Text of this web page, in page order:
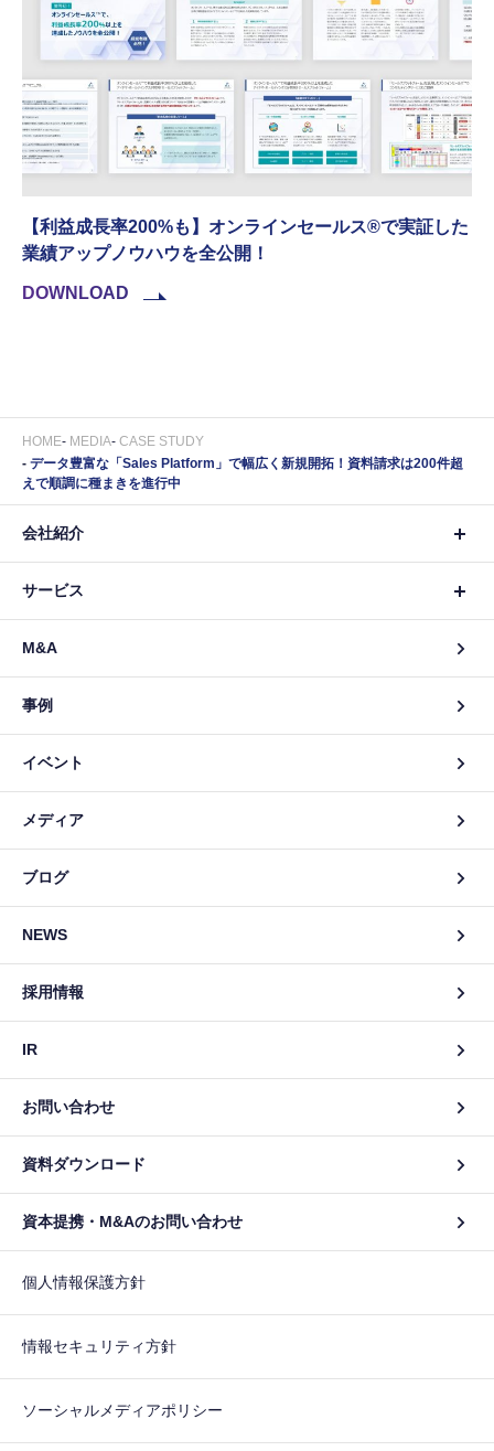
【利益成長率200%も】オンラインセールス®︎で実証した
業績アップノウハウを全公開！
DOWNLOAD
HOME MEDIA CASE STUDY
データ豊富な「Sales Platform」で幅広く新規開拓！資料請求は200件超
えで順調に種まきを進行中
会社紹介
サービス
M&A
事例
イベント
メディア
ブログ
NEWS
採用情報
IR
お問い合わせ
資料ダウンロード
資本提携・M&Aのお問い合わせ
個人情報保護方針
情報セキュリティ方針
ソーシャルメディアポリシー